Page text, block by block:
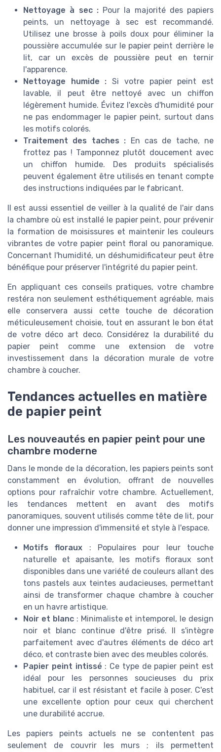
Nettoyage à sec :Pour la majorité des papiers
peints, un nettoyage à sec est recommandé.
Utilisez une brosse à poils doux pour éliminer la
poussière accumulée sur le papier peint derrière le
lit, car un excès de poussière peut en ternir
l'apparence.
Nettoyage humide : Si votre papier peint est
lavable, il peut être nettoyé avec un chiffon
légèrement humide. Évitez l'excès d'humidité pour
ne pas endommager le papier peint, surtout dans
les motifs colorés.
Traitement des taches : En cas de tache, ne
frottez pas ! Tamponnez plutôt doucement avec
un chiffon humide. Des produits spécialisés
peuvent également être utilisés en tenant compte
des instructions indiquées par le fabricant.
Il est aussi essentiel de veiller à la qualité de l'air dans
la chambre où est installé le papier peint, pour prévenir
la formation de moisissures et maintenir les couleurs
vibrantes de votre papier peint floral ou panoramique.
Concernant l'humidité, un déshumidificateur peut être
bénéfique pour préserver l'intégrité du papier peint.
En appliquant ces conseils pratiques, votre chambre
restéra non seulement esthétiquement agréable, mais
elle conservera aussi cette touche de décoration
méticuleusement choisie, tout en assurant le bon état
de votre déco art deco. Considérez la durabilité du
papier peint comme une extension de votre
investissement dans la décoration murale de votre
chambre à coucher.
Tendances actuelles en matière
de papier peint
Les nouveautés en papier peint pour une
chambre moderne
Dans le monde de la décoration, les papiers peints sont
constamment en évolution, offrant de nouvelles
options pour rafraîchir votre chambre. Actuellement,
les tendances mettent en avant des motifs
panoramiques, souvent utilisés comme tête de lit, pour
donner une impression d'immensité et style à l'espace.
Motifs floraux : Populaires pour leur touche
naturelle et apaisante, les motifs floraux sont
disponibles dans une variété de couleurs allant des
tons pastels aux teintes audacieuses, permettant
ainsi de transformer chaque chambre à coucher
en un havre artistique.
Noir et blanc: Minimaliste et intemporel, le design
noir et blanc continue d'être prisé. Il s'intègre
parfaitement avec d'autres éléments de déco art
déco, et contraste bien avec des meubles colorés.
Papier peint intissé : Ce type de papier peint est
idéal pour les personnes soucieuses du prix
habituel, car il est résistant et facile à poser. C'est
une excellente option pour ceux qui cherchent
une durabilité accrue.
Les papiers peints actuels ne se contentent pas
seulement de couvrir les murs ; ils permettent